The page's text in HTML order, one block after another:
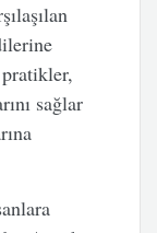
sağlar